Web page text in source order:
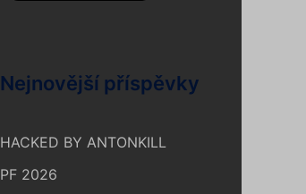
Nejnovější příspěvky
HACKED BY ANTONKILL
PF 2026